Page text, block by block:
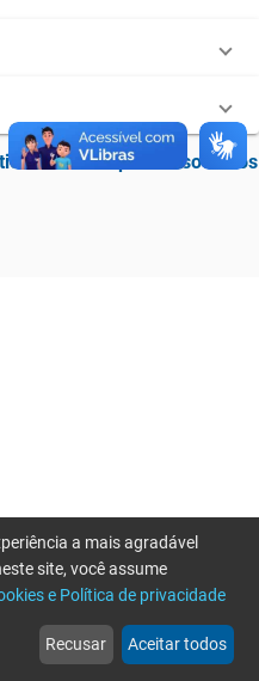
de Municípios Associados
web
Notícias
more_horiz
Mais
a mais agradável
site, você assume
e Política de privacidade
Recusar Aceitar todos
tente novamente